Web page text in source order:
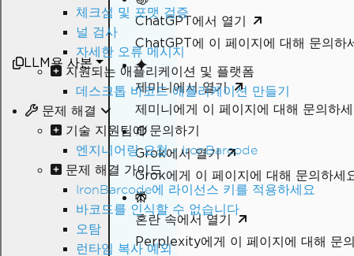
체크섬 및 포맷 검증
널 검사
자세한 오류 메시지
지원되는 애플리케이션 및 플랫폼
데스크톱 바코드 애플리케이션 만들기
문제 해결
기술 지원팀에 문의하기
엔지니어링 요청 - IronBarcode
문제 해결 가이드
IronBarcode에 라이선스 키를 적용하세요
바코드를 인식할 수 없습니다
오탐
런타임 복사 예외
LLM용 사본
ChatGPT에서 열기
ChatGPT에 이 페이지에 대해 문의하
제미니에서 열기
제미니에게 이 페이지에 대해 문의하
Grok에서 열기
Grok에게 이 페이지에 대해 문의하세
혼란 속에서 열기
Perplexity에게 이 페이지에 대해 문